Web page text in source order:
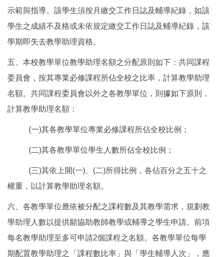
示範與指導。該學生須按月繳交工作日誌及輔導紀錄，如該
學生之成績不及格或未依規定繳交工作日誌及輔導紀錄，該
學期即失去教學助理資格。
五、本校教學單位教學助理名額之分配原則如下：共同課程
委員會，按其專業必修課程所佔全校之比率，計算教學助理
名額。共同課程委員會以外之各教學單位，則據如下原則，
計算教學助理名額：
(一)其各教學單位專業必修課程所佔全校比例；
(二)其各教學單位學生人數所佔全校比例；
(三)其依上開(一)、(二)所得比例，各佔百分之五十之
權重，以計算教學助理名額。
六、各教學單位應依被分配之課程數及其教學需求，規劃教
學助理人數以提供願協助教師教學或輔導之學生申請。前項
每名教學助理至多可申請2個課程之名額。各教學單位每學
期配置教學助理之「課程數比率」與「學生輔導人次」，應